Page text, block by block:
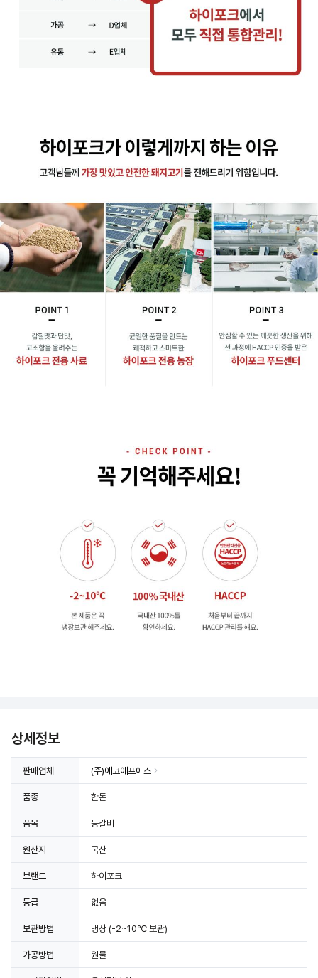
상세정보
판매업체 (주)에코에프에스
품종 한돈
품목 등갈비
원산지 국산
브랜드 하이포크
등급 없음
보관방법 냉장 (-2~10℃ 보관)
가공방법 원물